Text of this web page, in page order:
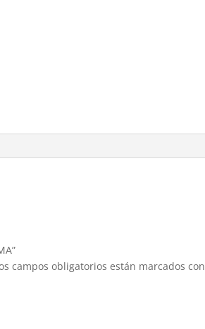
campos obligatorios están marcados